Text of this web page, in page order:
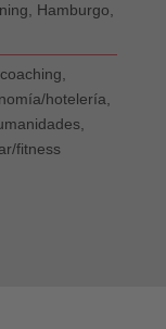
Hamburgo,
hotelería,
fitness